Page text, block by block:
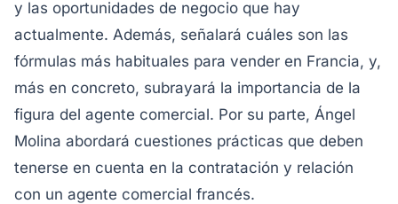
y las oportunidades de negocio que hay
actualmente. Además, señalará cuáles son las
fórmulas más habituales para vender en Francia, y,
más en concreto, subrayará la importancia de la
figura del agente comercial. Por su parte, Ángel
Molina abordará cuestiones prácticas que deben
tenerse en cuenta en la contratación y relación
con un agente comercial francés.